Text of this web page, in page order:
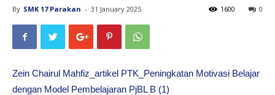
By SMK 17 Parakan - 31 January 2025 0
1600
Zein Chairul Mahfiz_artikel PTK_Peningkatan Motivasi Belajar
dengan Model Pembelajaran PjBL B (1)